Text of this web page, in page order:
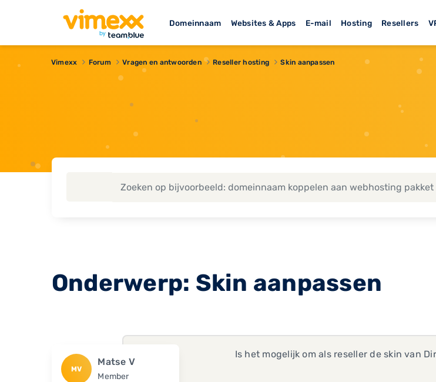
Domeinnaam Websites & Apps E-mail Hosting Resellers
Vimexx Forum Vragen en antwoorden Reseller hosting Skin aanpassen
Onderwerp: Skin aanpassen
MV
Matse V
Member
Is het mogelijk om als reseller de skin van